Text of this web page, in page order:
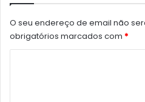
O seu endereço de email não
obrigatórios marcados com *